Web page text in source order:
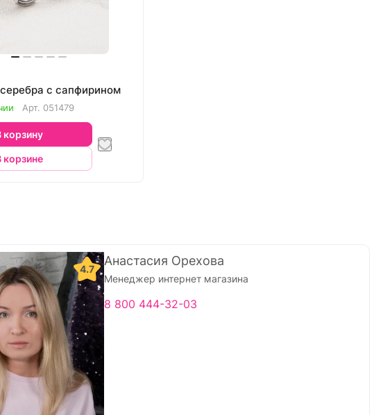
с сапфирином
Арт. 051479
корзину
корзине
4.7
Анастасия Орехова
Менеджер интернет магазина
8 800 444-32-03